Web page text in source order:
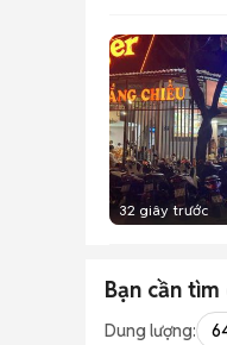
32 giây trước
Bạn cần tìm
Dung lượng: